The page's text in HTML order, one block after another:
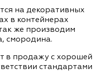
на декоративных
в контейнерах
же производим
смородина.
в продажу с хорошей
стандартами